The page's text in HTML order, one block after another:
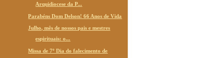
Arquidiocese da P...
Parabéns Dom Delson! 66 Anos de Vida
Julho, mês de nossos pais e mestres
espirituais: o...
Missa de 7º Dia do falecimento de